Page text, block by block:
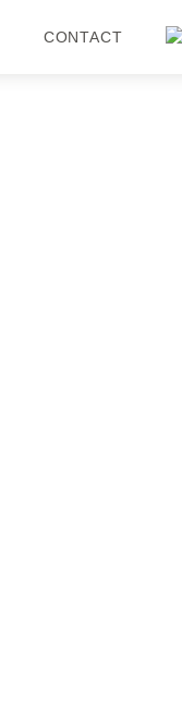
CONTACT